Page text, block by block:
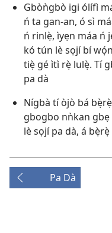
Gbòǹgbò igi ólífì
ń ta gan-an, ó sì
ń rinlẹ̀, ìyẹn máa ń
kó tún lè sọjí bí wọ́n
tiẹ̀ gé ìtì rẹ̀ lulẹ̀. Tí
pa dà
Nígbà tí òjò bá
gbogbo nǹkan
lè sọjí pa dà, á
Pa Dà